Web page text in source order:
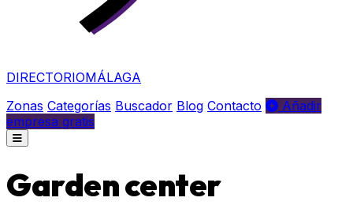
DIRECTORIOMÁLAGA
Zonas Categorías Buscador Blog Contacto
Añadir
empresa gratis
Garden center